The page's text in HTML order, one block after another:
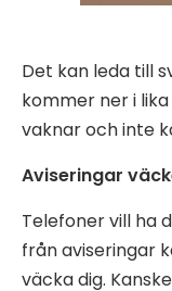
Det kan leda till
kommer ner i
vaknar och inte
Aviseringar
Telefoner vill ha
från aviseringar
väcka dig.